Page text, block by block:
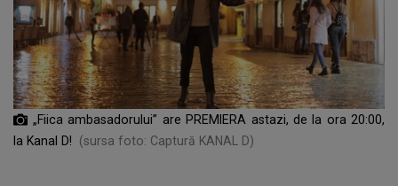
„Fiica ambasadorului” are PREMIERA astazi, de la ora 20:00,
la Kanal D!
(sursa foto: Captură KANAL D)